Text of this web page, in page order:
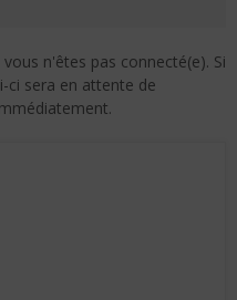
n'êtes pas connecté(e). Si
ci sera en attente de